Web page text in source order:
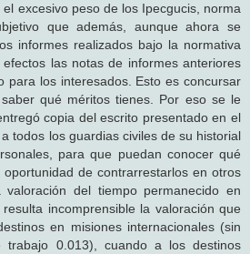
excesivo peso de los Ipecgucis, norma
que además, aunque ahora se
informes realizados bajo la normativa
las notas de informes anteriores
para los interesados. Esto es concursar
qué méritos tienes. Por eso se le
copia del escrito presentado en el
todos los guardias civiles de su historial
para que puedan conocer qué
de contrarrestarlos en otros
del tiempo permanecido en
incomprensible la valoración que
en misiones internacionales (sin
trabajo 0.013), cuando a los destinos